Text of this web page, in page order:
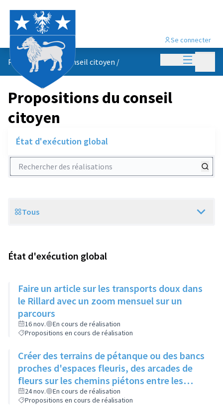
Menu
Se connecter
Propositions du conseil citoyen /
Propositions du conseil
citoyen
État d'exécution global
Rechercher des réalisations
Scope
Tous
État d'exécution global
Faire un article sur les transports doux dans
le Rillard avec un zoom mensuel sur un
parcours
16 nov.
En cours de réalisation
Propositions en cours de réalisation
Créer des terrains de pétanque ou des bancs
proches d'espaces fleuris, des arcades de
fleurs sur les chemins piétons entre les
immeubles
24 nov.
En cours de réalisation
Propositions en cours de réalisation